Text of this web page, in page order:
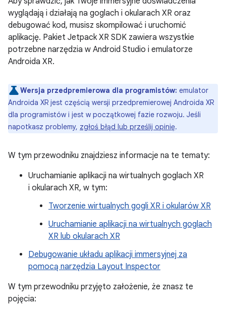
wyglądają i działają na goglach i okularach XR oraz
debugować kod, musisz skompilować i uruchomić
aplikację. Pakiet Jetpack XR SDK zawiera wszystkie
potrzebne narzędzia w Android Studio i emulatorze
Androida XR.
Wersja przedpremierowa dla programistów: emulator
Androida XR jest częścią wersji przedpremierowej Androida XR
dla programistów i jest w początkowej fazie rozwoju. Jeśli
napotkasz problemy, zgłoś błąd lub prześlij opinię.
W tym przewodniku znajdziesz informacje na te tematy:
Uruchamianie aplikacji na wirtualnych goglach XR
i okularach XR, w tym:
Tworzenie wirtualnych gogli XR i okularów XR
Uruchamianie aplikacji na wirtualnych goglach
XR lub okularach XR
Debugowanie układu aplikacji immersyjnej za
pomocą narzędzia Layout Inspector
W tym przewodniku przyjęto założenie, że znasz te
pojęcia: